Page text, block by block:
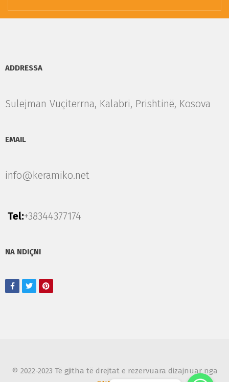
ADDRESSA
Sulejman Vuçiterrna, Kalabri, Prishtinë, Kosova
EMAIL
info@keramiko.net
Tel:+38344377174
NA NDIÇNI
© 2022-2023 Të gjitha të drejtat e rezervuara dizajnuar nga